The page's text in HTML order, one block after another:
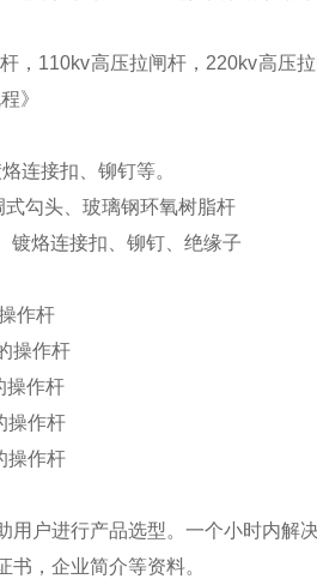
，110kv高压拉闸杆，220kv高压
》
连接扣、铆钉等。
勾头、玻璃钢环氧树脂杆
镀烙连接扣、铆钉、绝缘子
作杆
操作杆
操作杆
操作杆
操作杆
用户进行产品选型。一个小时内解
书，企业简介等资料。